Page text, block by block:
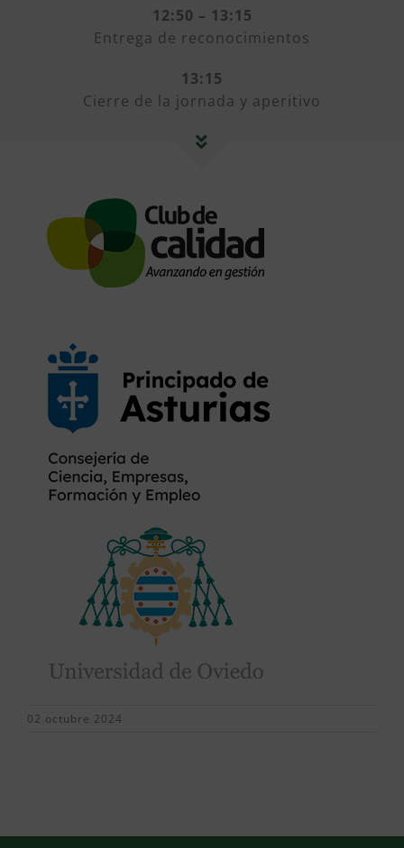
12:50 – 13:15
Entrega de reconocimientos
13:15
Cierre de la jornada y aperitivo
02 octubre 2024